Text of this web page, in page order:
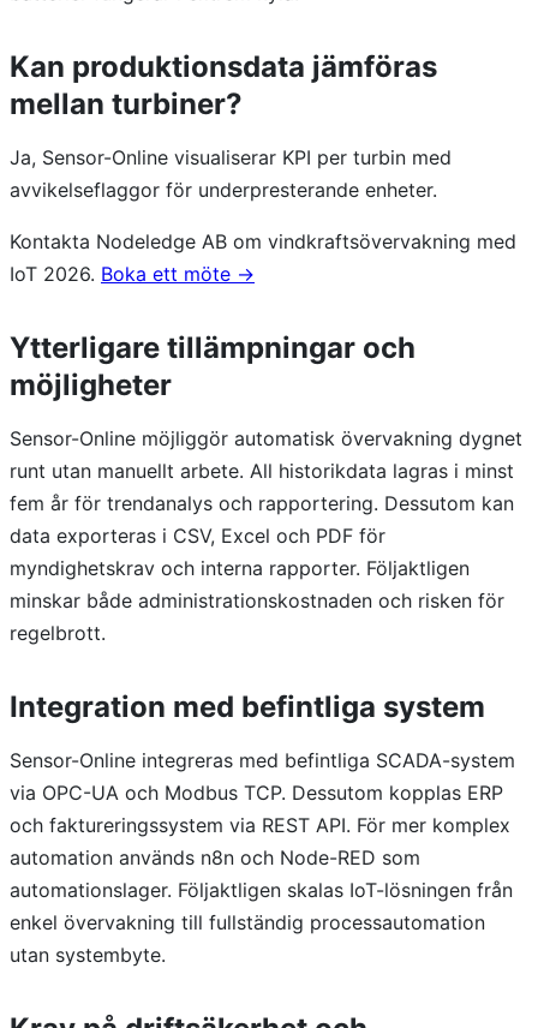
Kan produktionsdata jämföras
mellan turbiner?
Ja, Sensor-Online visualiserar KPI per turbin med
avvikelseflaggor för underpresterande enheter.
Kontakta Nodeledge AB om vindkraftsövervakning med
IoT 2026. Boka ett möte →
Ytterligare tillämpningar och
möjligheter
Sensor-Online möjliggör automatisk övervakning dygnet
runt utan manuellt arbete. All historikdata lagras i minst
fem år för trendanalys och rapportering. Dessutom kan
data exporteras i CSV, Excel och PDF för
myndighetskrav och interna rapporter. Följaktligen
minskar både administrationskostnaden och risken för
regelbrott.
Integration med befintliga system
Sensor-Online integreras med befintliga SCADA-system
via OPC-UA och Modbus TCP. Dessutom kopplas ERP
och faktureringssystem via REST API. För mer komplex
automation används n8n och Node-RED som
automationslager. Följaktligen skalas IoT-lösningen från
enkel övervakning till fullständig processautomation
utan systembyte.